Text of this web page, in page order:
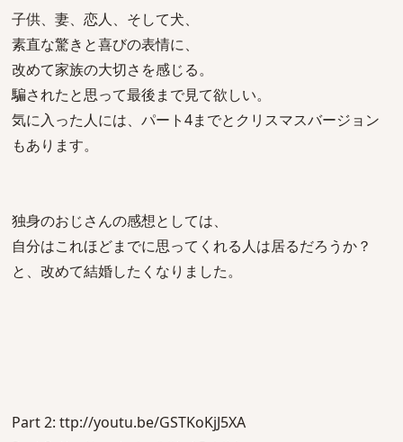
子供、妻、恋人、そして犬、
素直な驚きと喜びの表情に、
改めて家族の大切さを感じる。
騙されたと思って最後まで見て欲しい。
気に入った人には、パート4までとクリスマスバージョン
もあります。
独身のおじさんの感想としては、
自分はこれほどまでに思ってくれる人は居るだろうか？
と、改めて結婚したくなりました。
Part 2: ttp://youtu.be/GSTKoKjJ5XA